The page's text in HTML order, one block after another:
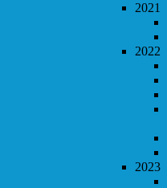
2021
2022
2023